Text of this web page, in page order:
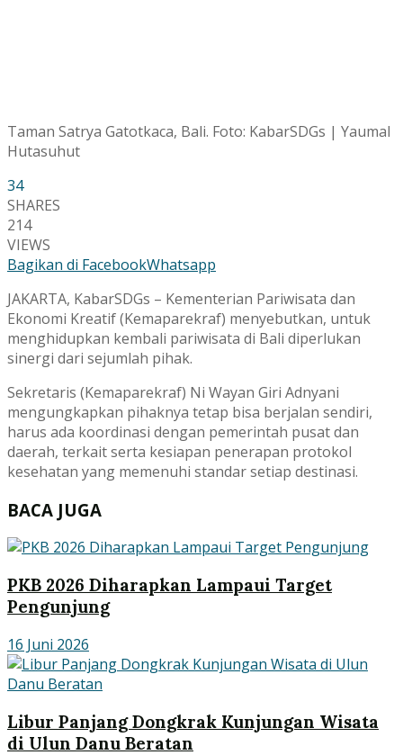
Taman Satrya Gatotkaca, Bali. Foto: KabarSDGs | Yaumal
Hutasuhut
34
SHARES
214
VIEWS
Bagikan di FacebookWhatsapp
JAKARTA, KabarSDGs – Kementerian Pariwisata dan
Ekonomi Kreatif (Kemaparekraf) menyebutkan, untuk
menghidupkan kembali pariwisata di Bali diperlukan
sinergi dari sejumlah pihak.
Sekretaris (Kemaparekraf) Ni Wayan Giri Adnyani
mengungkapkan pihaknya tetap bisa berjalan sendiri,
harus ada koordinasi dengan pemerintah pusat dan
daerah, terkait serta kesiapan penerapan protokol
kesehatan yang memenuhi standar setiap destinasi.
BACA JUGA
PKB 2026 Diharapkan Lampaui Target
Pengunjung
16 Juni 2026
Libur Panjang Dongkrak Kunjungan Wisata
di Ulun Danu Beratan